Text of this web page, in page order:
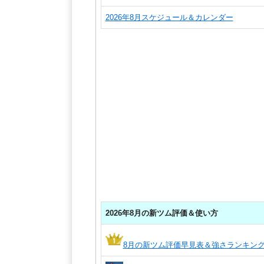
2026年8月スケジュール＆カレンダー
2026年8月の新ツム評価＆使い方
8月の新ツム評価早見表＆強さランキン